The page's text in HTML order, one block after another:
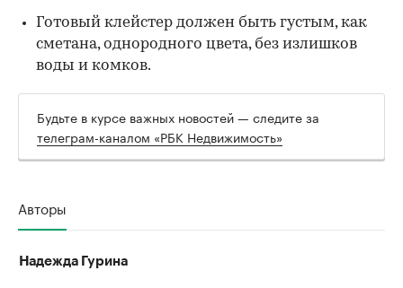
Готовый клейстер должен быть густым, как
сметана, однородного цвета, без излишков
воды и комков.
Будьте в курсе важных новостей — следите за
телеграм-каналом «РБК Недвижимость»
Авторы
Надежда Гурина